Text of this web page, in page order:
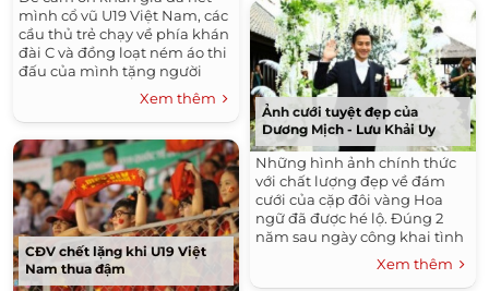
mình cổ vũ U19 Việt Nam, các
cầu thủ trẻ chạy về phía khán
đài C và đồng loạt ném áo thi
đấu của mình tặng người
hâm mộ. Để cảm ơn khán giả
Xem thêm
CĐV chết lặng khi U19 Việt
Nam thua đậm
Ảnh cưới tuyệt đẹp của
Dương Mịch - Lưu Khải Uy
Những hình ảnh chính thức
với chất lượng đẹp về đám
cưới của cặp đôi vàng Hoa
ngữ đã được hé lộ. Đúng 2
năm sau ngày công khai tình
cảm, ngày 8/1, Lưu Khải Uy và
Dương Mịch đã có một lễ...
Xem thêm